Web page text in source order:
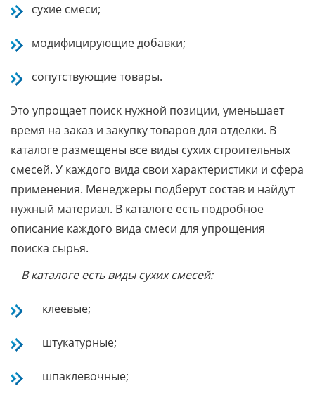
сухие смеси;
модифицирующие добавки;
сопутствующие товары.
Это упрощает поиск нужной позиции, уменьшает
время на заказ и закупку товаров для отделки. В
каталоге размещены все виды сухих строительных
смесей. У каждого вида свои характеристики и сфера
применения. Менеджеры подберут состав и найдут
нужный материал. В каталоге есть подробное
описание каждого вида смеси для упрощения
поиска сырья.
В каталоге есть виды сухих смесей:
клеевые;
штукатурные;
шпаклевочные;